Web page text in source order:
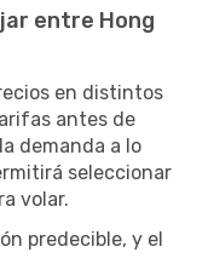
entre Hong
en distintos
antes de
demanda a lo
seleccionar
volar.
predecible, y el